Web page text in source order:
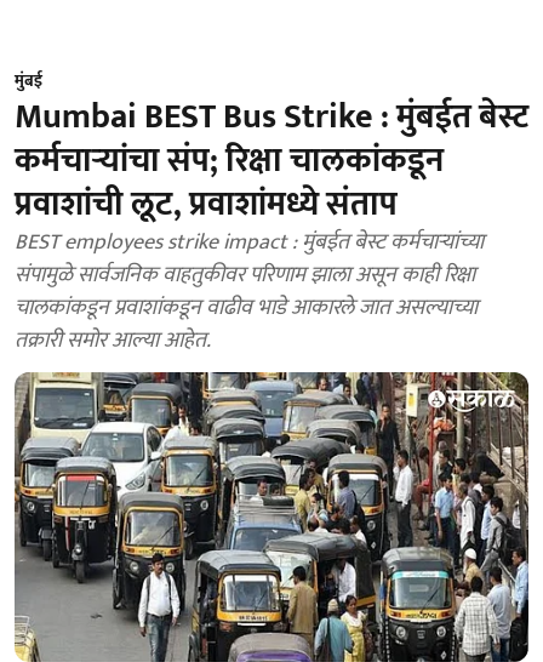
मुंबई
Mumbai BEST Bus Strike : मुंबईत बेस्ट
कर्मचाऱ्यांचा संप; रिक्षा चालकांकडून
प्रवाशांची लूट, प्रवाशांमध्ये संताप
BEST employees strike impact : मुंबईत बेस्ट कर्मचाऱ्यांच्या
संपामुळे सार्वजनिक वाहतुकीवर परिणाम झाला असून काही रिक्षा
चालकांकडून प्रवाशांकडून वाढीव भाडे आकारले जात असल्याच्या
तक्रारी समोर आल्या आहेत.